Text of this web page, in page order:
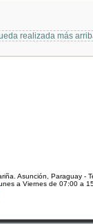
realizada más
Asunción, Paraguay -
a Viernes de 07:00 a